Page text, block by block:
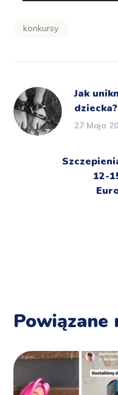
konkursy
Jak
27 Maja
12-
Powiązane